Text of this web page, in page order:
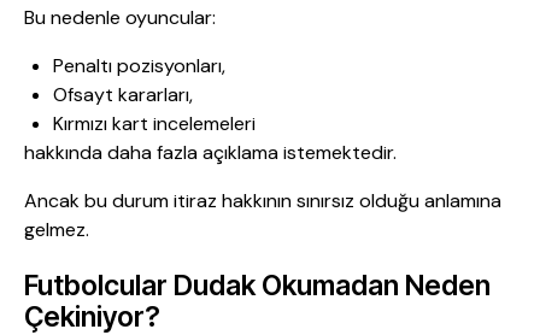
Bu nedenle oyuncular:
Penaltı pozisyonları,
Ofsayt kararları,
Kırmızı kart incelemeleri
hakkında daha fazla açıklama istemektedir.
Ancak bu durum itiraz hakkının sınırsız olduğu anlamına
gelmez.
Futbolcular Dudak Okumadan Neden
Çekiniyor?